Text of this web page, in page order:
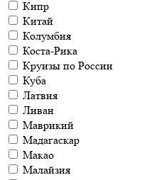
Кипр
Китай
Колумбия
Коста-Рика
Круизы по России
Куба
Латвия
Ливан
Маврикий
Мадагаскар
Макао
Малайзия